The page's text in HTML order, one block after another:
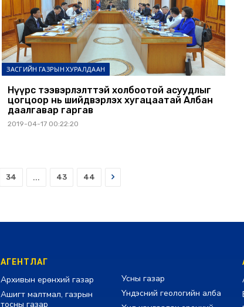
ЗАСГИЙН ГАЗРЫН ХУРАЛДААН
Нүүрс тээвэрлэлттэй холбоотой асуудлыг
цогцоор нь шийдвэрлэх хугацаатай Албан
даалгавар гаргав
2019-04-17 00:22:20
34 ... 43 44 Next
АГЕНТЛАГ
Архивын ерөнхий газар
Ашигт малтмал, газрын
тосны газар
Усны газар
Үндэсний геологийн алба